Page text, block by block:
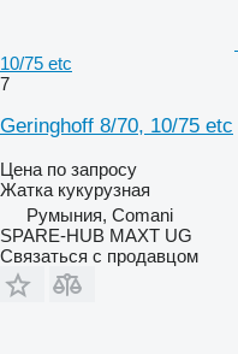
10/75 etc
7
Geringhoff 8/70, 10/75 etc
Цена по запросу
Жатка кукурузная
Румыния, Comani
SPARE-HUB MAXT UG
Связаться с продавцом